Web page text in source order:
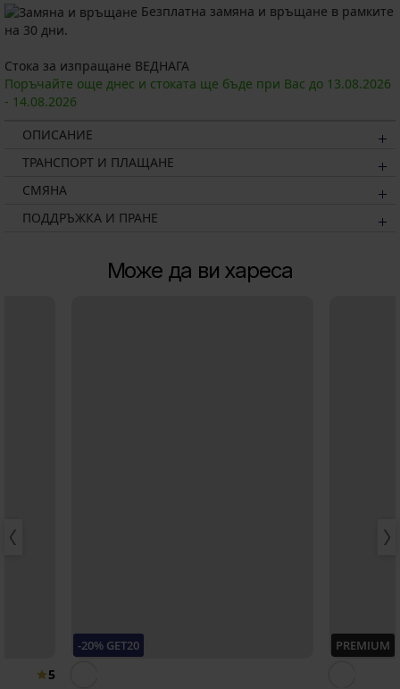
Безплатна замяна и връщане в рамките
на 30 дни.
Стока за изпращане ВЕДНАГА
Поръчайте още днес и стоката ще бъде при Вас до 13.08.2026
- 14.08.2026
ОПИСАНИЕ
ТРАНСПОРТ И ПЛАЩАНЕ
СМЯНА
ПОДДРЪЖКА И ПРАНЕ
Може да ви хареса
5
-20% GET20 PREMIUM